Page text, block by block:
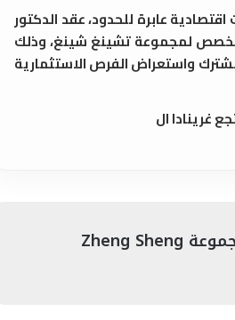
عابرة للحدود، عقد الدكتور
لمجموعة تشينغ شينغ، وذلك
واستعراض الفرص الاستثمارية
غرينادا ال
د. علي الدكروري يقود مباحثات استراتيجية مع مجموعة Zheng Sheng